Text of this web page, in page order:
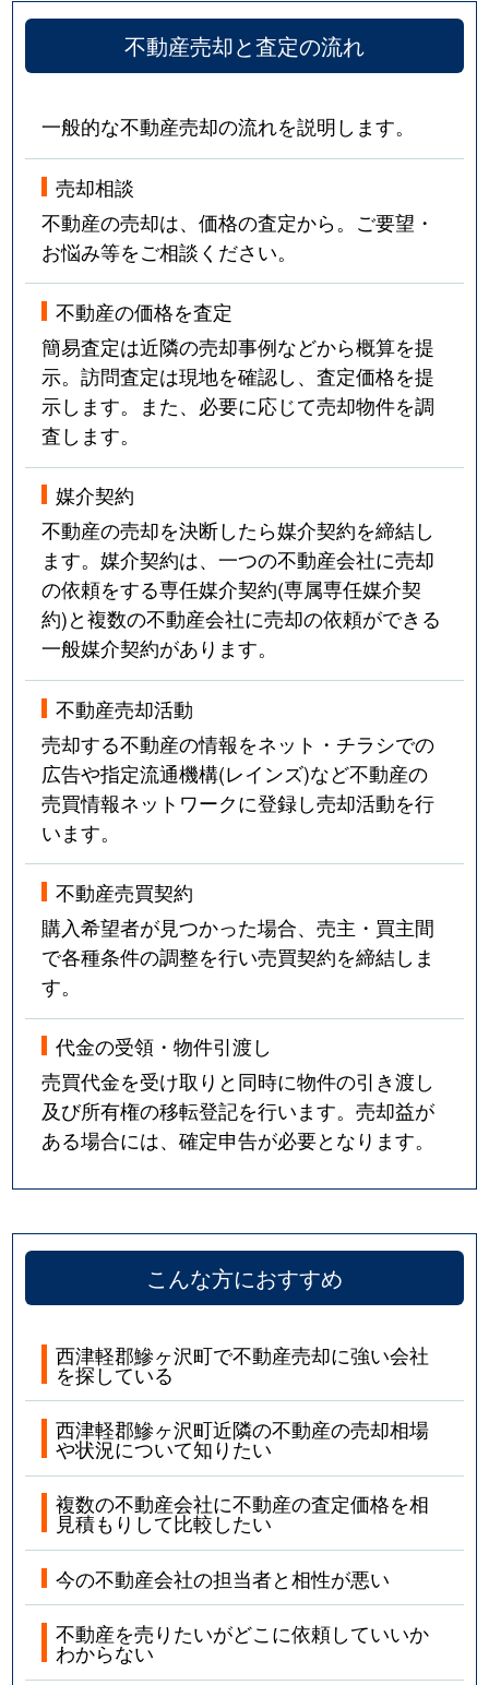
不動産売却と査定の流れ
一般的な不動産売却の流れを説明します。
売却相談
不動産の売却は、価格の査定から。ご要望・
お悩み等をご相談ください。
不動産の価格を査定
簡易査定は近隣の売却事例などから概算を提
示。訪問査定は現地を確認し、査定価格を提
示します。また、必要に応じて売却物件を調
査します。
媒介契約
不動産の売却を決断したら媒介契約を締結し
ます。媒介契約は、一つの不動産会社に売却
の依頼をする専任媒介契約(専属専任媒介契
約)と複数の不動産会社に売却の依頼ができる
一般媒介契約があります。
不動産売却活動
売却する不動産の情報をネット・チラシでの
広告や指定流通機構(レインズ)など不動産の
売買情報ネットワークに登録し売却活動を行
います。
不動産売買契約
購入希望者が見つかった場合、売主・買主間
で各種条件の調整を行い売買契約を締結しま
す。
代金の受領・物件引渡し
売買代金を受け取りと同時に物件の引き渡し
及び所有権の移転登記を行います。売却益が
ある場合には、確定申告が必要となります。
こんな方におすすめ
西津軽郡鰺ヶ沢町で不動産売却に強い会社
を探している
西津軽郡鰺ヶ沢町近隣の不動産の売却相場
や状況について知りたい
複数の不動産会社に不動産の査定価格を相
見積もりして比較したい
今の不動産会社の担当者と相性が悪い
不動産を売りたいがどこに依頼していいか
わからない